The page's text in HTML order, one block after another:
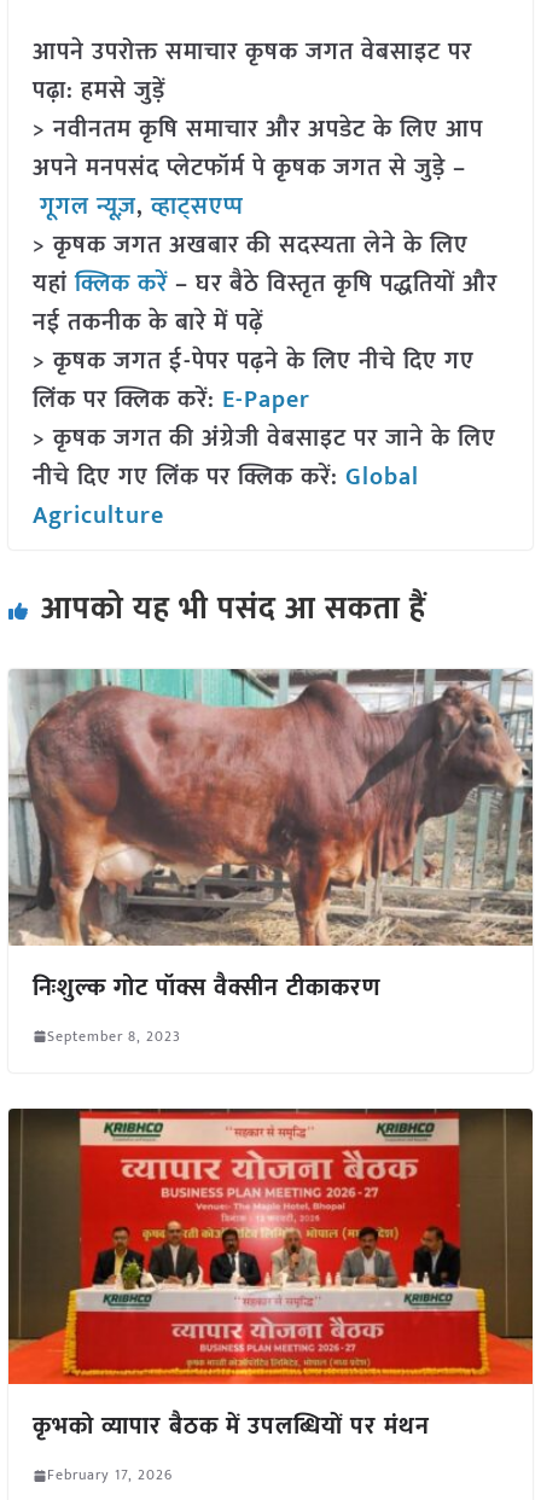
आपने उपरोक्त समाचार कृषक जगत वेबसाइट पर
पढ़ा: हमसे जुड़ें
> नवीनतम कृषि समाचार और अपडेट के लिए आप
अपने मनपसंद प्लेटफॉर्म पे कृषक जगत से जुड़े –
गूगल न्यूज़,व्हाट्सएप्प
> कृषक जगत अखबार की सदस्यता लेने के लिए
यहांक्लिक करें– घर बैठे विस्तृत कृषि पद्धतियों और
नई तकनीक के बारे में पढ़ें
> कृषक जगत ई-पेपर पढ़ने के लिए नीचे दिए गए
लिंक पर क्लिक करें: E-Paper
> कृषक जगत की अंग्रेजी वेबसाइट पर जाने के लिए
नीचे दिए गए लिंक पर क्लिक करें: Global
Agriculture
आपको यह भी पसंद आ सकता हैं
निःशुल्क गोट पॉक्स वैक्सीन टीकाकरण
September 8, 2023
कृभको व्यापार बैठक में उपलब्धियों पर मंथन
February 17, 2026